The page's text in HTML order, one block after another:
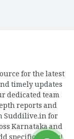
for the latest
timely updates
dedicated team
reports and
Suddilive.in for
Karnataka and